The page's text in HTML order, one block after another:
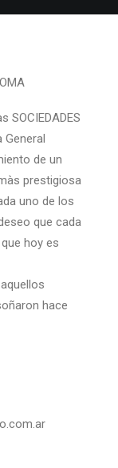
SOCIEDADES
General
de un
prestigiosa
uno de los
que cada
hoy es
hace